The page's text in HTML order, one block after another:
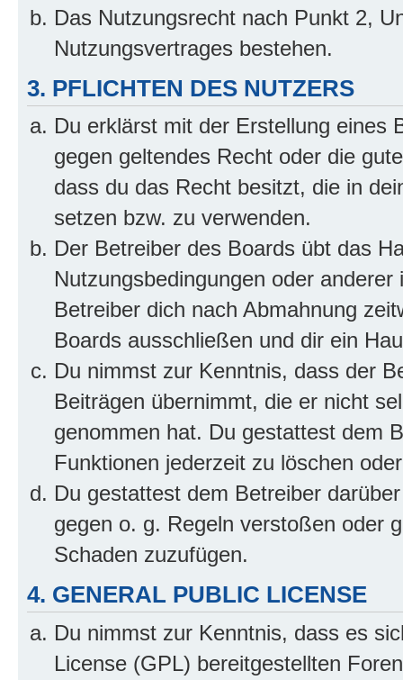
Das Nutzungsrecht nach Punkt 2,
Nutzungsvertrages bestehen.
3. PFLICHTEN DES NUTZERS
Du erklärst mit der Erstellung eines
gegen geltendes Recht oder die
dass du das Recht besitzt, die in
setzen bzw. zu verwenden.
Der Betreiber des Boards übt das
Nutzungsbedingungen oder
Betreiber dich nach Abmahnung
Boards ausschließen und dir ein
Du nimmst zur Kenntnis, dass der
Beiträgen übernimmt, die er nicht
genommen hat. Du gestattest dem
Funktionen jederzeit zu löschen
Du gestattest dem Betreiber
gegen o. g. Regeln verstoßen oder
Schaden zuzufügen.
4. GENERAL PUBLIC LICENSE
Du nimmst zur Kenntnis, dass es
License (GPL) bereitgestellten